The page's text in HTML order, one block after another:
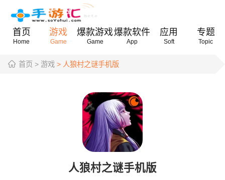
首页
Home
游戏
Game
爆款游戏
Game
爆款软件
App
应用
Soft
专题
Topic
首页 > 游戏 > 人狼村之谜手机版
人狼村之谜手机版